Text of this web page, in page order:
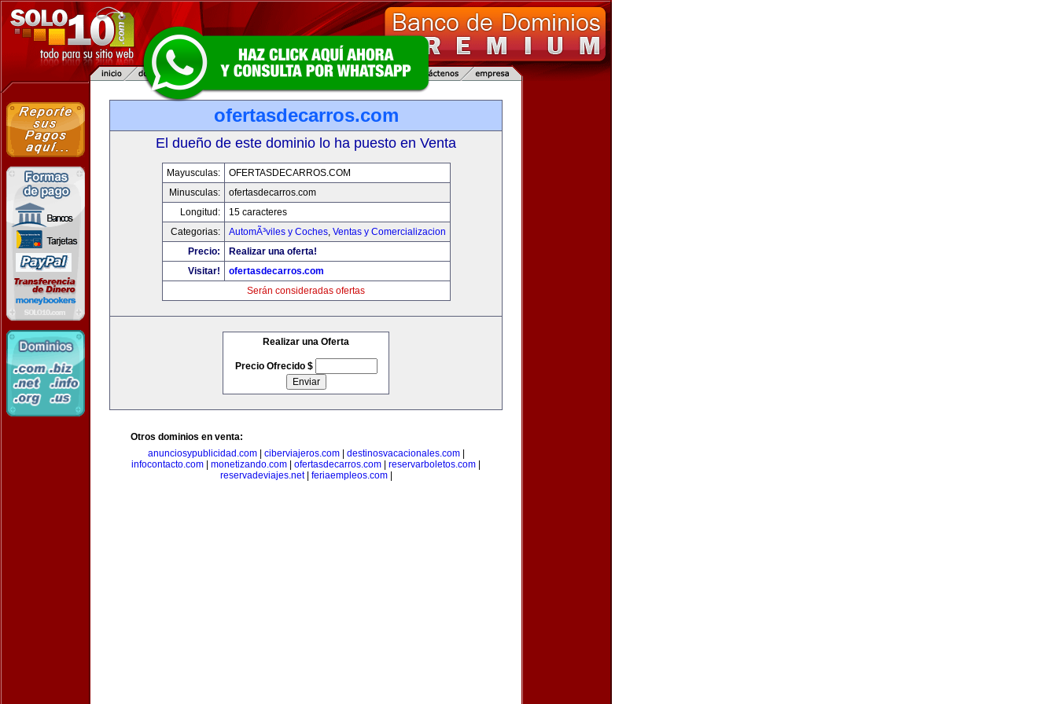
ofertasdecarros.com
El dueño de este dominio lo ha puesto en Venta
Mayusculas:
OFERTASDECARROS.COM
Minusculas:
ofertasdecarros.com
Longitud:
15 caracteres
Categorias:
AutomÃ³viles y Coches, Ventas y Comercializacion
Precio:
Realizar una oferta!
Visitar!
ofertasdecarros.com
Serán consideradas ofertas
Realizar una Oferta
Precio Ofrecido $
Otros dominios en venta:
anunciosypublicidad.com| ciberviajeros.com| destinosvacacionales.com|
infocontacto.com
monetizando.com ofertasdecarros.com reservarboletos.com
reservadeviajes.net| feriaempleos.com|